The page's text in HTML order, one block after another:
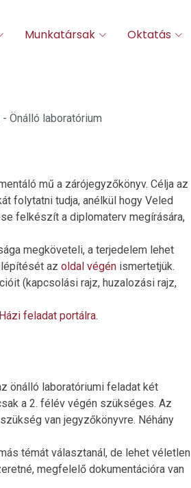
Munkatársak Oktatás
Önálló laboratórium
mű a zárójegyzőkönyv. Célja az
folytatni tudja, anélkül hogy Veled
felkészít a diplomaterv megírására,
megköveteli, a terjedelem lehet
az oldal végén ismertetjük.
(kapcsolási rajz, huzalozási rajz,
Házi feladat portálra.
önálló laboratóriumi feladat két
a 2. félév végén szükséges. Az
van jegyzőkönyvre. Néhány
témát választanál, de lehet véletlen
megfelelő dokumentációra van